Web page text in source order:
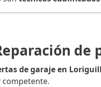
de
de garaje en
competente.